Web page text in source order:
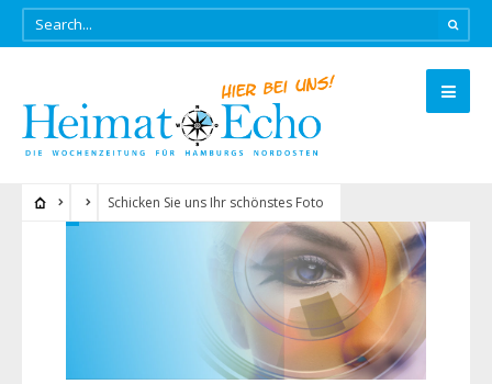
Schicken Sie uns Ihr schönstes Foto